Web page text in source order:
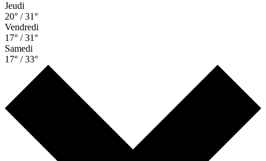
Jeudi
20° / 31°
Vendredi
17° / 31°
Samedi
17° / 33°